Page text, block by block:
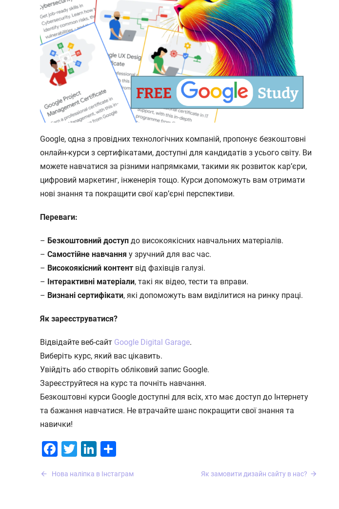
Google, одна з провідних технологічних компаній, пропонує безкоштовні
онлайн-курси з сертифікатами, доступні для кандидатів з усього світу. Ви
можете навчатися за різними напрямками, такими як розвиток кар’єри,
цифровий маркетинг, інженерія тощо. Курси допоможуть вам отримати
нові знання та покращити свої кар’єрні перспективи.
Переваги:
– Безкоштовний доступ до високоякісних навчальних матеріалів.
– Самостійне навчання у зручний для вас час.
– Високоякісний контент від фахівців галузі.
– Інтерактивні матеріали, такі як відео, тести та вправи.
– Визнані сертифікати, які допоможуть вам виділитися на ринку праці.
Як зареєструватися?
Відвідайте веб-сайт Google Digital Garage.
Виберіть курс, який вас цікавить.
Увійдіть або створіть обліковий запис Google.
Зареєструйтеся на курс та почніть навчання.
Безкоштовні курси Google доступні для всіх, хто має доступ до Інтернету
та бажання навчатися. Не втрачайте шанс покращити свої знання та
навички!
Facebook
TwitterLinkedIn
Навігація
Нова наліпка в Інстаграм Як замовити дизайн сайту в нас?